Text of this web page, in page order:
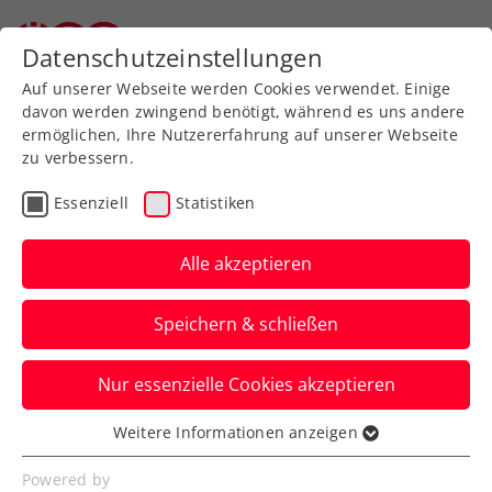
Aktuelle News
News filtern
Datenschutzeinstellungen
Auf unserer Webseite werden Cookies verwendet. Einige
davon werden zwingend benötigt, während es uns andere
ermöglichen, Ihre Nutzererfahrung auf unserer Webseite
zu verbessern.
Essenziell Statistiken
Alle akzeptieren
Speichern & schließen
Nur essenzielle Cookies akzeptieren
Essenziell
Essenzielle Cookies werden für grundlegende
Weitere Informationen anzeigen
Powered by